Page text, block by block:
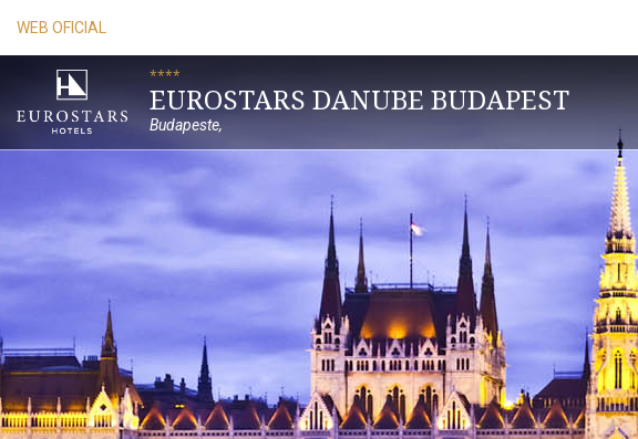
WEB OFICIAL
****
EUROSTARS DANUBE BUDAPEST
Budapeste,